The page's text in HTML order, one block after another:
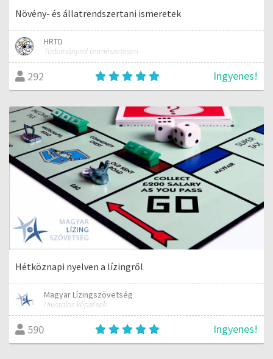
Növény- és állatrendszertani ismeretek
HRTD
Tudományról természetesen
292 Ingyenes!
Hétköznapi nyelven a lízingről
Magyar Lízingszövetség
Hivatalos képzések
590 Ingyenes!